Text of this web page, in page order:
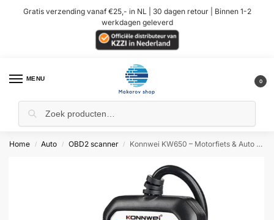
Gratis verzending vanaf €25,- in NL | 30 dagen retour | Binnen 1-2
werkdagen geleverd
MENU 0
Home / Auto / OBD2 scanner / Konnwei KW650 – Motorfiets & Auto Accutester 6 – 16 Volt